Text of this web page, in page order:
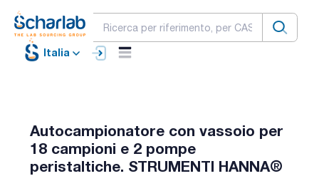
Italia
Autocampionatore con vassoio per
18 campioni e 2 pompe
peristaltiche. STRUMENTI HANNA®